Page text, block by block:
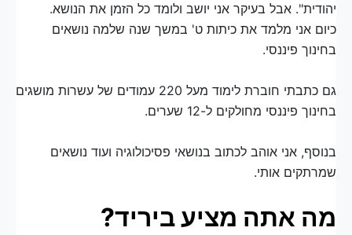
יהודית". אבל בעיקר אני יושב ולומד כל הזמן את הנושא.
כיום אני מלמד את כיתות ט' במשך שנה שלמה נושאים
בחינוך פיננסי.
גם כתבתי חוברת לימוד מעל 220 עמודים של עשרות מושגים
בחינוך פיננסי מחולקים ל-12 שערים.
בנוסף, אני אוהב לכתוב בנושאי פסיכולוגיה ועוד נושאים
שמרתקים אותי.
מה אתה מציע ביריד?